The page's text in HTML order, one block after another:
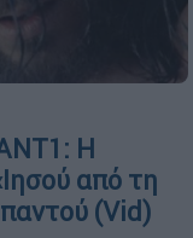
H
από τη
(Vid)